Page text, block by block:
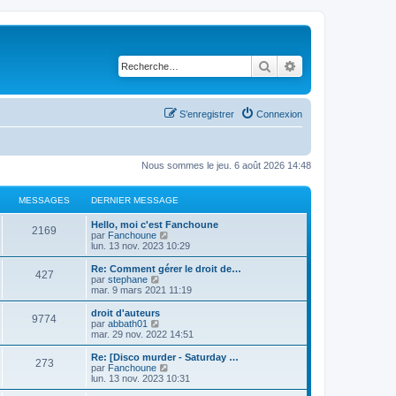
Rechercher
Connexion
S’enregistrer
Nous sommes le jeu. 6 août 2026 14:48
MESSAGES DERNIER MESSAGE
2169
Hello, moi c'est Fanchoune
par Fanchoune
o
i
r
e
n
i
r
e
s
lun. 13 nov. 2023 10:29
427
Re: Comment gérer le droit de…
par stephane
o
i
e
e
r
n
i
mar. 9 mars 2021 11:19
9774
droit d'auteurs
par abbath01
o
i
r
l
e
mar. 29 nov. 2022 14:51
273
Re: [Disco murder - Saturday …
par Fanchoune
o
i
lun. 13 nov. 2023 10:31